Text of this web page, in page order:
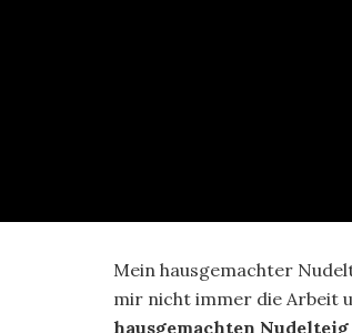
Mein hausgemachter
mir nicht immer die Arbeit
hausgemachten Nudelteig